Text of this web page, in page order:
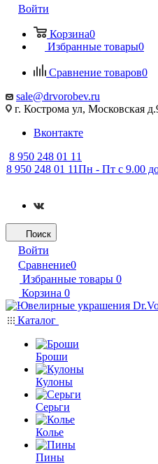
Войти
Корзина0
Избранные товары0
Сравнение товаров0
sale@drvorobev.ru
г. Кострома ул, Московская
Вконтакте
8 950 248 01 11
8 950 248 01 11Пн - Пт с 9.00
Поиск
Войти
Сравнение0
Избранные товары 0
Корзина 0
Каталог
Броши
Кулоны
Серьги
Колье
Пины